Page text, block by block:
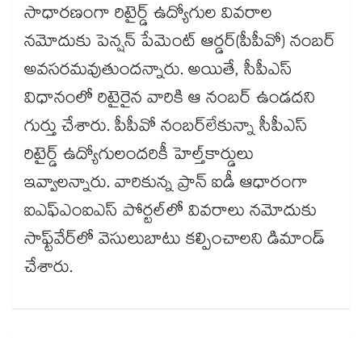
సాధారణంగా రిటైర్డ్ ఉద్యోగుల వివరాల
నమోదుకు పెన్షన్ పేమెంట్ ఆర్డర్(పీపీవో) నంబర్
అవసరమవుతుందన్నారు. అయితే, సీపీఎస్
విధానంలో రిటైరైన వారికి ఆ నంబర్ ఉండదని
గుర్తు చేశారు. పీపీవో నంబర్​లేకున్నా సీపీఎస్
రిటైర్డ్ ఉద్యోగులందరికీ హెల్త్​కార్డులు
ఇవ్వాలన్నారు. వారికున్న ప్రాన్ ఐడీ ఆధారంగా
ఐఎఫ్ఎంఐఎస్ పోర్టల్‌‌లో వివరాలు నమోదుకు
సాఫ్ట్‌‌వేర్‌‌లో వెసులుబాటు కల్పించాలని డిమాండ్
చేశారు.